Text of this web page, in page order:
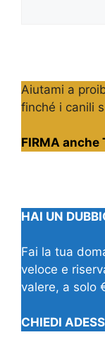
Aiutami a
finché i canili
FIRMA anche
HAI UN
Fai la tua
veloce e
valere, a solo
CHIEDI